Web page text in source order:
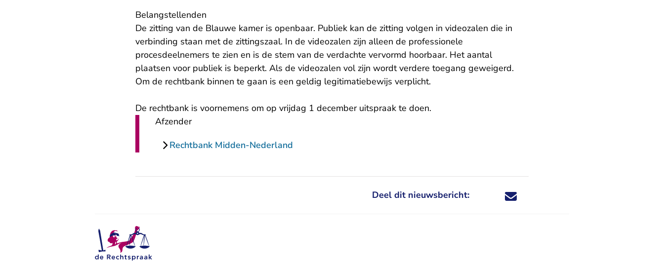
Belangstellenden
De zitting van de Blauwe kamer is openbaar. Publiek kan de zitting volgen in videozalen die in
verbinding staan met de zittingszaal. In de videozalen zijn alleen de professionele
procesdeelnemers te zien en is de stem van de verdachte vervormd hoorbaar. Het aantal
plaatsen voor publiek is beperkt. Als de videozalen vol zijn wordt verdere toegang geweigerd.
Om de rechtbank binnen te gaan is een geldig legitimatiebewijs verplicht.
De rechtbank is voornemens om op vrijdag 1 december uitspraak te doen.
Afzender
Rechtbank Midden-Nederland
Deel dit nieuwsbericht: Deel dit nieuwsbericht via X - U verlaat
Deel dit nieuwsbericht via Facebook - U
Deel dit nieuwsbericht via e-mail
Deel dit nieuwsbericht via LinkedIn - U